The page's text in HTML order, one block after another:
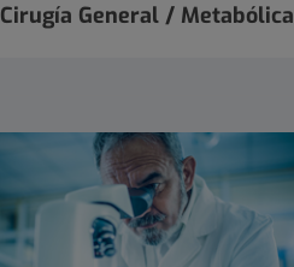
Cirugía General / Metabólica